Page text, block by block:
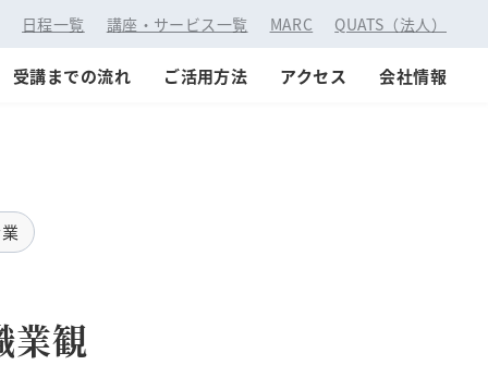
日程一覧 講座・サービス一覧 MARC QUATS（法人）
受講までの流れ ご活用方法 アクセス 会社情報
業観